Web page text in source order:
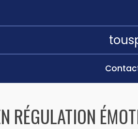
RÉGULATION